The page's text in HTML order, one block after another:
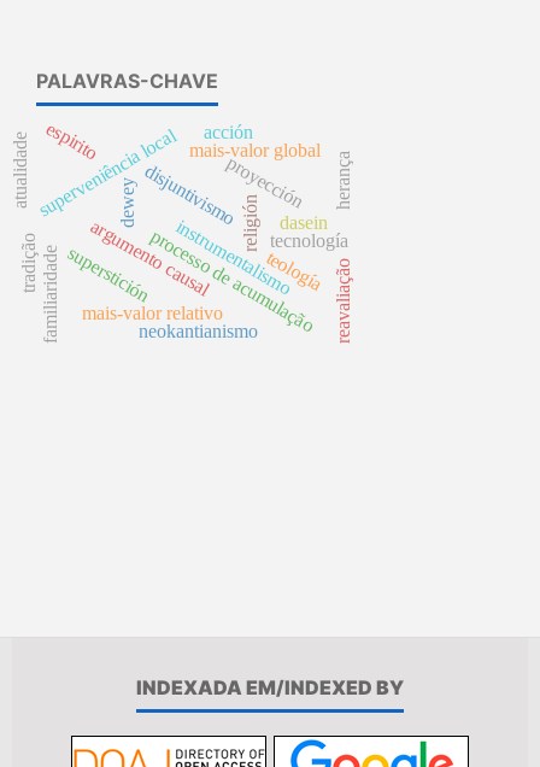
PALAVRAS-CHAVE
argumento causal
superstición
proyección
processo de acumulação
mais-valor global
mais-valor relativo
superveniência localdisjuntivismoreligión tecnología
instrumentalismo
dewey
teología
espirito
familiaridade neokantianismo
dasein
herança
reavaliação
tradição
acción
atualidade
INDEXADA EM/INDEXED BY